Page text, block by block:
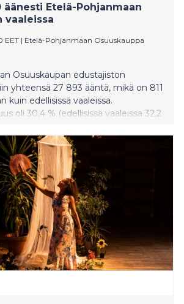
äänesti Etelä-Pohjanmaan
vaaleissa
EET | Etelä-Pohjanmaan Osuuskauppa
Osuuskaupan edustajiston
yhteensä 27 893 ääntä, mikä on 811
kuin edellisissä vaaleissa.
oli 30,4 % (edellisissä vaaleissa 32,2
joista 22 oli uusia.